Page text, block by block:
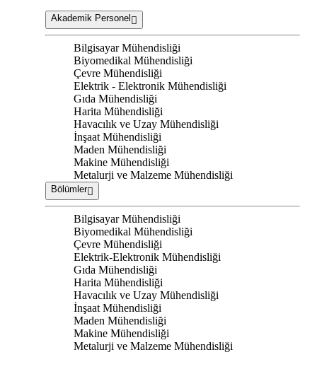
Akademik Personel
Bilgisayar Mühendisliği
Biyomedikal Mühendisliği
Çevre Mühendisliği
Elektrik - Elektronik Mühendisliği
Gıda Mühendisliği
Harita Mühendisliği
Havacılık ve Uzay Mühendisliği
İnşaat Mühendisliği
Maden Mühendisliği
Makine Mühendisliği
Metalurji ve Malzeme Mühendisliği
Bölümler
Bilgisayar Mühendisliği
Biyomedikal Mühendisliği
Çevre Mühendisliği
Elektrik-Elektronik Mühendisliği
Gıda Mühendisliği
Harita Mühendisliği
Havacılık ve Uzay Mühendisliği
İnşaat Mühendisliği
Maden Mühendisliği
Makine Mühendisliği
Metalurji ve Malzeme Mühendisliği